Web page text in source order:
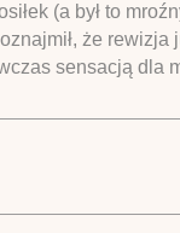
(a był to
że
sensacją dla